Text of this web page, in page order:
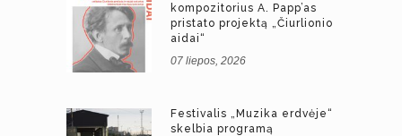
kompozitorius A. Papp’as
pristato projektą „Čiurlionio
aidai“
07 liepos, 2026
Festivalis „Muzika erdvėje“
skelbia programą